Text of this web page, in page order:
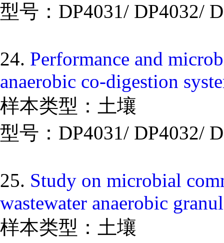
型号：DP4031/ DP4032/
24. Performance and
anaerobic co-digestion
样本类型：土壤
型号：DP4031/ DP4032/
25. Study on microbial
wastewater anaerobic
样本类型：土壤